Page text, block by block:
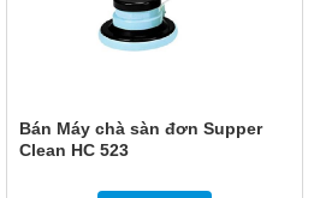
Bán Máy chà sàn đơn Supper
Clean HC 523